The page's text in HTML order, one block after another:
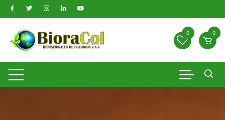
Saltar
al
contenido
0 0